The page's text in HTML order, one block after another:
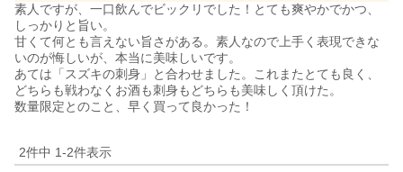
素人ですが、一口飲んでビックリでした！とても爽やかでかつ、
しっかりと旨い。
甘くて何とも言えない旨さがある。素人なので上手く表現できな
いのが悔しいが、本当に美味しいです。
あては「スズキの刺身」と合わせました。これまたとても良く、
どちらも戦わなくお酒も刺身もどちらも美味しく頂けた。
数量限定とのこと、早く買って良かった！
2件中 1-2件表示